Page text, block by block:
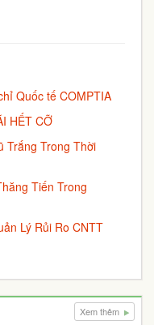
Quốc tế COMPTIA
HẾT CỠ
Trắng Trong Thời
Tiến Trong
Lý Rủi Ro CNTT
Xem thêm